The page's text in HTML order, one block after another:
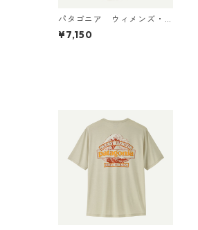
パタゴニア ウィメンズ・
キャプリーン・クール・ウ
ルトラ・タンク Pumice - D
¥7,150